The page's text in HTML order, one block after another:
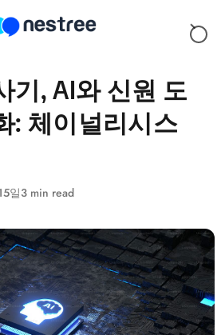
기, AI와 신원 도
: 체이널리시스
일3 min read